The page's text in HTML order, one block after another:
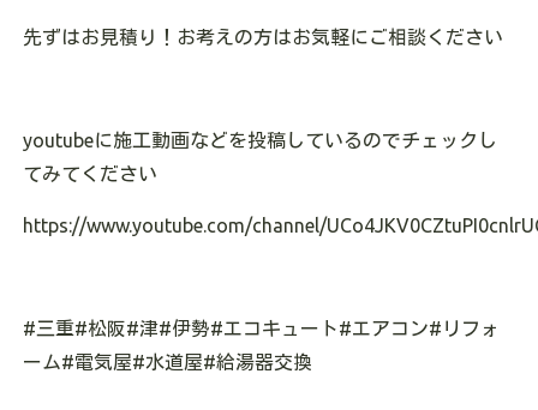
先ずはお見積り！お考えの方はお気軽にご相談ください
youtubeに施工動画などを投稿しているのでチェックし
てみてください
https://www.youtube.com/channel/
#三重#松阪#津#伊勢#エコキュート#エアコン# リフォ
ーム#電気屋#水道屋#給湯器交換